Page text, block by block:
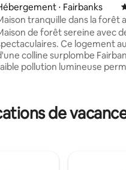
sur 5
sur la base de 107
⋅ Fairbanks
tranquille dans la forêt
à Aurora Hilltop Retreat
de forêt sereine avec
Ce logement
colline surplombe
pollution lumineuse
L'une des propriétés les
de